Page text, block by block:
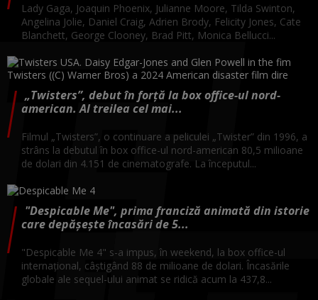
Lady Gaga, Joaquin Phoenix, Julianne Moore, Tilda Swinton,
Angelina Jolie, Daniel Craig, Adrien Brody, Felicity Jones, Cate
Blanchett, George Clooney, Brad Pitt, Monica Bellucci...
„Twisters”, debut în forță la box office-ul nord-
american. Al treilea cel mai...
Filmul „Twisters”, o continuare a peliculei „Twister” din 1996, a
strâns la debutul în box office-ul nord-american 80,5 milioane
de dolari din 4.151 de cinematografe. La începutul...
"Despicable Me", prima franciză animată din istorie
care depăşeşte încasări de 5...
"Despicable Me 4" s-a impus, în weekend, la box office-ul
internaţional, câştigând 88 de milioane de dolari. Încasările
globale ale sequel-ului animat se ridică acum la 437,8...